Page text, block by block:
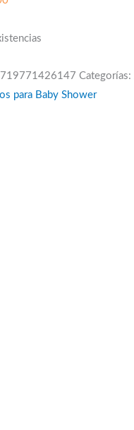
719771426147 Categorías:
para Baby Shower